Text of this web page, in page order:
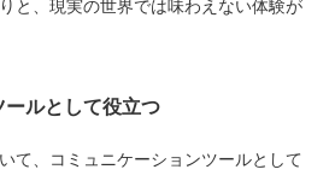
と、現実の世界では味わえない体験が
ールとして役立つ
て、コミュニケーションツールとして